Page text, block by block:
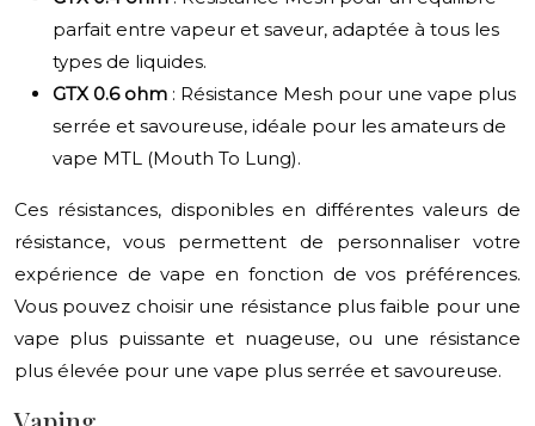
parfait entre vapeur et saveur, adaptée à tous les
types de liquides.
GTX 0.6 ohm : Résistance Mesh pour une vape plus
serrée et savoureuse, idéale pour les amateurs de
vape MTL (Mouth To Lung).
Ces résistances, disponibles en différentes valeurs de
résistance, vous permettent de personnaliser votre
expérience de vape en fonction de vos préférences.
Vous pouvez choisir une résistance plus faible pour une
vape plus puissante et nuageuse, ou une résistance
plus élevée pour une vape plus serrée et savoureuse.